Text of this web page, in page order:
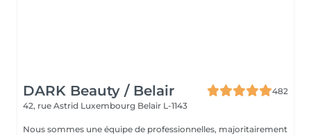
DARK Beauty / Belair
482
42, rue Astrid Luxembourg Belair L-1143
Nous sommes une équipe de professionnelles, majoritairement